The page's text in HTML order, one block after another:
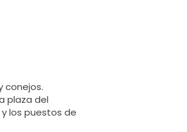
conejos.
plaza del
los puestos de